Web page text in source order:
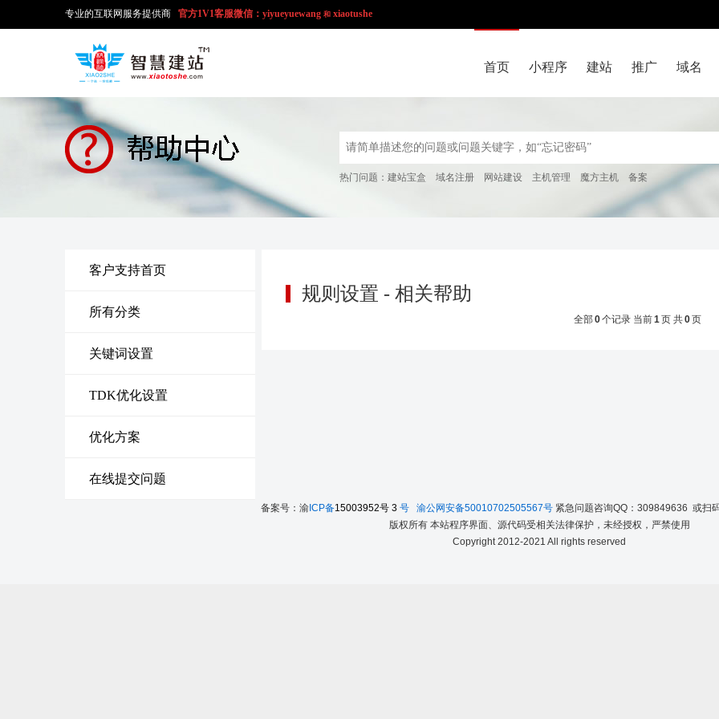
专业的互联网服务提供商 官方1V1客服微信：yiyueyuewang 和 xiaotushe
首页 小程序 建站 推广 域名
热门问题： 建站宝盒 域名注册 网站建设 主机管理 魔方主机 备案
客户支持首页
所有分类
关键词设置
TDK优化设置
优化方案
在线提交问题
规则设置 - 相关帮助
全部0个记录 当前1页 共0页
备案号：渝 ICP备15003952号 3 号 渝公网安备50010702505567号 紧急问题咨询QQ：309849636 或扫
版权所有 本站程序界面、源代码受相关法律保护，未经授权，严禁使用
Copyright 2012-2021 All rights reserved